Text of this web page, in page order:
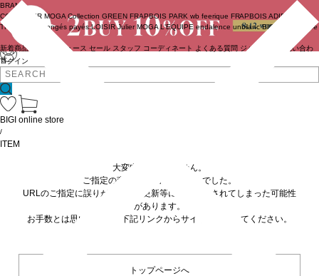
ログイン
BRAND
COUTURIER MOGA Collection GREEN FRAPBOIS PARK wb feerique FRAPBOIS ADIEU
TRISTESSE
congés payés LOISIR Julier MOGA L'EQUIPE endalence unbilanc BIGI online store
新着商品 ニュース セール スタッフ コーディネート よくある質問 ジャーナル
お問い合わ
せ
BIGI online store
/
ITEM
大変申し訳ありません。
ご指定の商品が見つかりませんでした。
URLのご指定に誤りがあるか、更新等に伴い削除されてしまった可能性
があります。
お手数とは思いますが、下記リンクからサイトへ移動してください。
トップページへ